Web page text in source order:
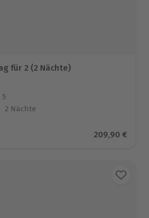
für 2 (2 Nächte)
5
2 Nächte
basierend auf 15 Bewertungen
Aktueller
209,90 €